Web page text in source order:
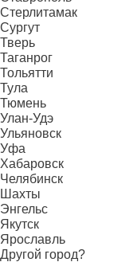
Стерлитамак
Сургут
Тверь
Таганрог
Тольятти
Тула
Тюмень
Улан-Удэ
Ульяновск
Уфа
Хабаровск
Челябинск
Шахты
Энгельс
Якутск
Ярославль
Другой город?